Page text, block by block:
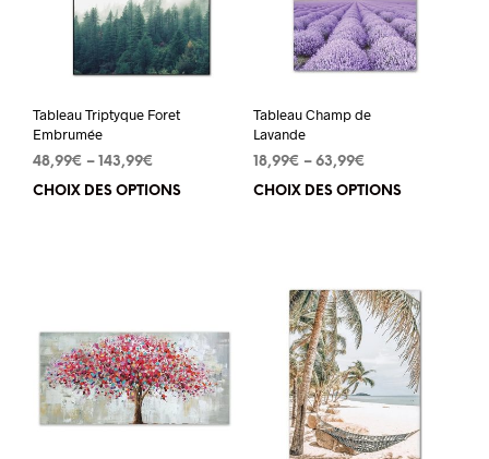
Tableau Triptyque Foret
Embrumée
48,99€ – 143,99€
CHOIX DES OPTIONS
Ce
plusieurs
variations.
options
peuvent
Tableau Champ de
Lavande
18,99€ – 63,99€
CHOIX DES OPTIONS